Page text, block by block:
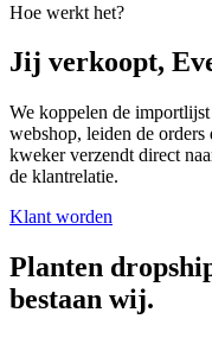
Hoe werkt het?
Jij verkoopt,
We koppelen de
webshop, leiden de
kweker verzendt direct
de klantrelatie.
Klant worden
Planten
bestaan wij.